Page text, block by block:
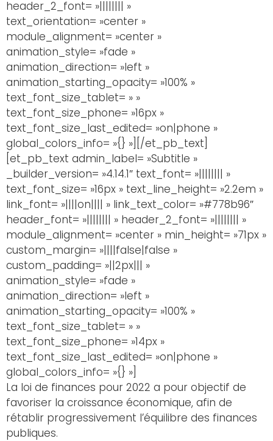
header_2_font= »|||||||| »
text_orientation= »center »
module_alignment= »center »
animation_style= »fade »
animation_direction= »left »
animation_starting_opacity= »100% »
text_font_size_tablet= » »
text_font_size_phone= »16px »
text_font_size_last_edited= »on|phone »
global_colors_info= »{} »][/et_pb_text]
[et_pb_text admin_label= »Subtitle »
_builder_version= »4.14.1″ text_font= »|||||||| »
text_font_size= »16px » text_line_height= »2.2em »
link_font= »||||on|||| » link_text_color= »#778b96″
header_font= »|||||||| » header_2_font= »|||||||| »
module_alignment= »center » min_height= »71px »
custom_margin= »||||false|false »
custom_padding= »||2px||| »
animation_style= »fade »
animation_direction= »left »
animation_starting_opacity= »100% »
text_font_size_tablet= » »
text_font_size_phone= »14px »
text_font_size_last_edited= »on|phone »
global_colors_info= »{} »]
La loi de finances pour 2022 a pour objectif de
favoriser la croissance économique, afin de
rétablir progressivement l’équilibre des finances
publiques.